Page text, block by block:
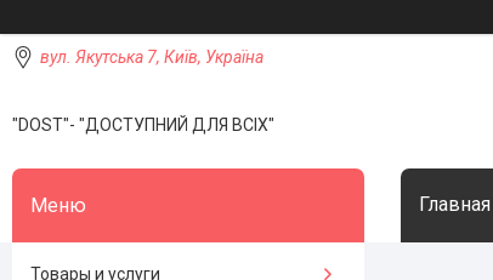
вул. Якутська 7, Київ, Україна
"DOST"- "ДОСТУПНИЙ ДЛЯ ВСІХ"
Главная
Товары и услуги